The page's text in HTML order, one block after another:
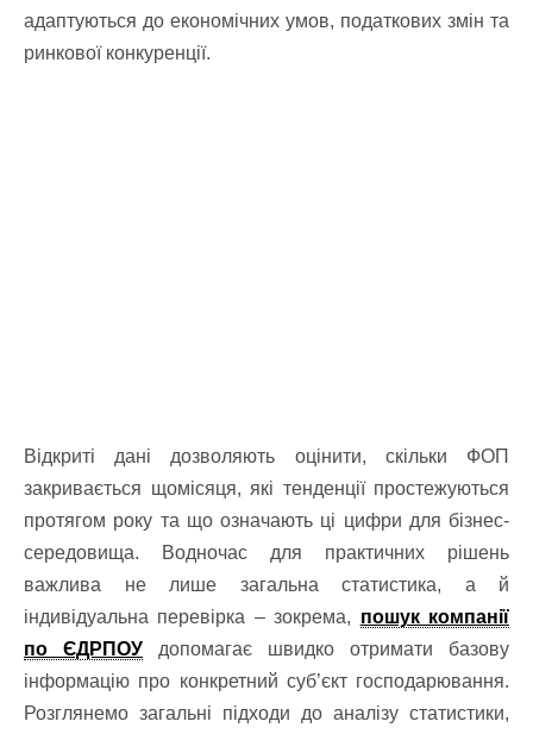
адаптуються до економічних умов, податкових змін та
ринкової конкуренції.
Відкриті дані дозволяють оцінити, скільки ФОП
закривається щомісяця, які тенденції простежуються
протягом року та що означають ці цифри для бізнес-
середовища. Водночас для практичних рішень
важлива не лише загальна статистика, а й
індивідуальна перевірка – зокрема, пошук компанії
по ЄДРПОУ допомагає швидко отримати базову
інформацію про конкретний суб’єкт господарювання.
Розглянемо загальні підходи до аналізу статистики,